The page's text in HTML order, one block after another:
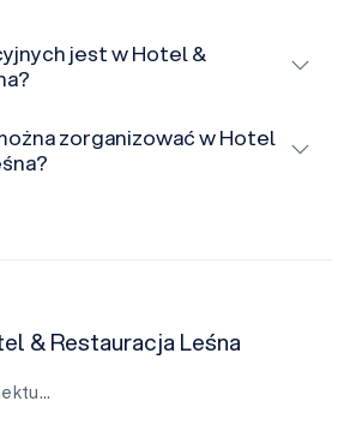
jest w Hotel &
zorganizować w Hotel
& Restauracja Leśna